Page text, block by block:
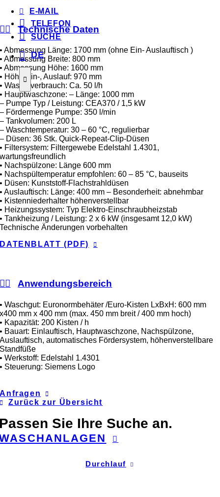
E-MAIL
TELEFON
SUCHE
DE
Technische Daten
• Abmessung Länge: 1700 mm (ohne Ein- Auslauftisch )
• Abmessung Breite: 800 mm
• Abmessung Höhe: 1600 mm
• Höhe Ein-, Auslauf: 970 mm
• Wasserverbrauch: Ca. 50 l/h
• Hauptwaschzone: – Länge: 1000 mm
– Pumpe Typ / Leistung: CEA370 / 1,5 kW
– Fördermenge Pumpe: 350 l/min
– Tankvolumen: 200 L
– Waschtemperatur: 30 – 60 °C, regulierbar
– Düsen: 36 Stk. Quick-Repeat-Clip-Düsen
• Filtersystem: Filtergewebe Edelstahl 1.4301,
wartungsfreundlich
• Nachspülzone: Länge 600 mm
• Nachspültemperatur empfohlen: 60 – 85 °C, bauseits
• Düsen: Kunststoff-Flachstrahldüsen
• Auslauftisch: Länge: 400 mm – Besonderheit: abnehmbar
• Kistenniederhalter höhenverstellbar
• Heizungssystem: Typ Elektro-Einschraubheizstab
• Tankheizung / Leistung: 2 x 6 kW (insgesamt 12,0 kW)
Technische Änderungen vorbehalten
DATENBLATT (PDF)
Anwendungsbereich
• Waschgut: Euronormbehäter /Euro-Kisten LxBxH: 600 mm
x400 mm x 400 mm (max. 450 mm breit / 400 mm hoch)
• Kapazität: 200 Kisten / h
• Bauart: Einlauftisch, Hauptwaschzone, Nachspülzone,
Auslauftisch, automatisches Fördersystem, höhenverstellbare
Standfüße
• Werkstoff: Edelstahl 1.4301
• Steuerung: Siemens Logo
Anfragen
Zurück zur Übersicht
Sie Ihre Suche an.
Durchlauf